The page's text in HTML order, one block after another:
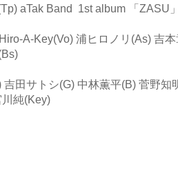
aTak Band 1st album 「ZASU
A-Key(Vo) 浦ヒロノリ(As) 吉
吉田サトシ(G) 中林薫平(B) 菅野知
純(Key)